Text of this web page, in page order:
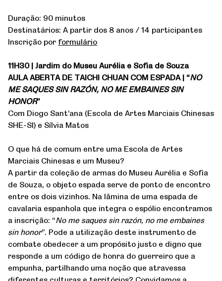
Duração: 90 minutos
Destinatários: A partir dos 8 anos / 14 participantes
Inscrição por formulário
11H30 | Jardim do Museu Aurélia e Sofia de Souza
AULA ABERTA DE TAICHI CHUAN COM ESPADA | “NO
ME SAQUES SIN RAZÓN, NO ME EMBAINES SIN
HONOR”
Com Diogo Sant’ana (Escola de Artes Marciais Chinesas
SHE-SI) e Sílvia Matos
O que há de comum entre uma Escola de Artes
Marciais Chinesas e um Museu?
A partir da coleção de armas do Museu Aurélia e Sofia
de Souza, o objeto espada serve de ponto de encontro
entre os dois vizinhos. Na lâmina de uma espada de
cavalaria espanhola que integra o espólio encontramos
a inscrição: “No me saques sin razón, no me embaines
sin honor”. Pode a utilização deste instrumento de
combate obedecer a um propósito justo e digno que
responde a um código de honra do guerreiro que a
empunha, partilhando uma noção que atravessa